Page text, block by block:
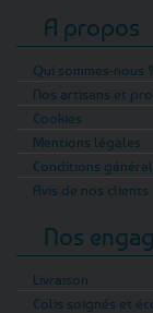
A propos
Qui sommes-nous ?
Nos artisans et
Cookies
Mentions légales
Conditions
Avis de nos clients
Nos
Livraison
Colis soignés et